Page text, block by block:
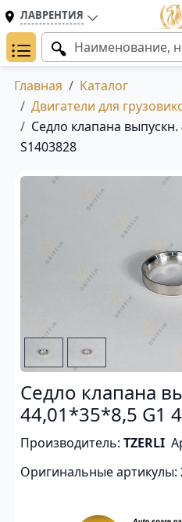
ЛАВРЕНТИЯ
Главная
Каталог
Двигатели для
Седло клапана
S1403828
Седло клапана
44,01*35*8,5 G1
Производитель: TZERLI
Оригинальные артикулы: